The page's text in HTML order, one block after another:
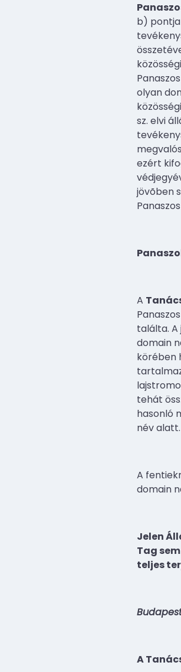
b)
olyan
sz. elvi
ezért
jövõben
A
találta.
domain
körében
tehát
hasonló
név alatt.
A
domain
Jelen
Tag
teljes
A